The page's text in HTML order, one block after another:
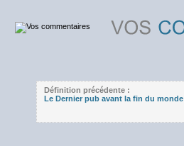
Définition précédente :
Le Dernier pub avant la fin du monde